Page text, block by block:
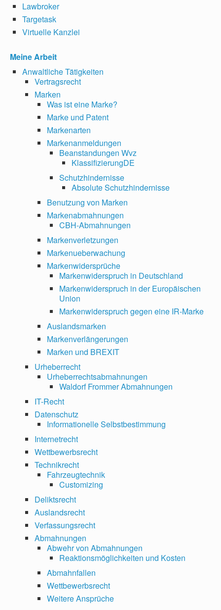
Lawbroker
Targetask
Virtuelle Kanzlei
Meine Arbeit
Anwaltliche Tätigkeiten
Vertragsrecht
Marken
Was ist eine Marke?
Marke und Patent
Markenarten
Markenanmeldungen
Beanstandungen Wvz
KlassifizierungDE
Schutzhindernisse
Absolute Schutzhindernisse
Benutzung von Marken
Markenabmahnungen
CBH-Abmahnungen
Markenverletzungen
Markenueberwachung
Markenwidersprüche
Markenwiderspruch in Deutschland
Markenwiderspruch in der Europäischen
Union
Markenwiderspruch gegen eine IR-Marke
Auslandsmarken
Markenverlängerungen
Marken und BREXIT
Urheberrecht
Urheberrechtsabmahnungen
Waldorf Frommer Abmahnungen
IT-Recht
Datenschutz
Informationelle Selbstbestimmung
Internetrecht
Wettbewerbsrecht
Technikrecht
Fahrzeugtechnik
Customizing
Deliktsrecht
Auslandsrecht
Verfassungsrecht
Abmahnungen
Abwehr von Abmahnungen
Reaktionsmöglichkeiten und Kosten
Abmahnfallen
Wettbewerbsrecht
Weitere Ansprüche